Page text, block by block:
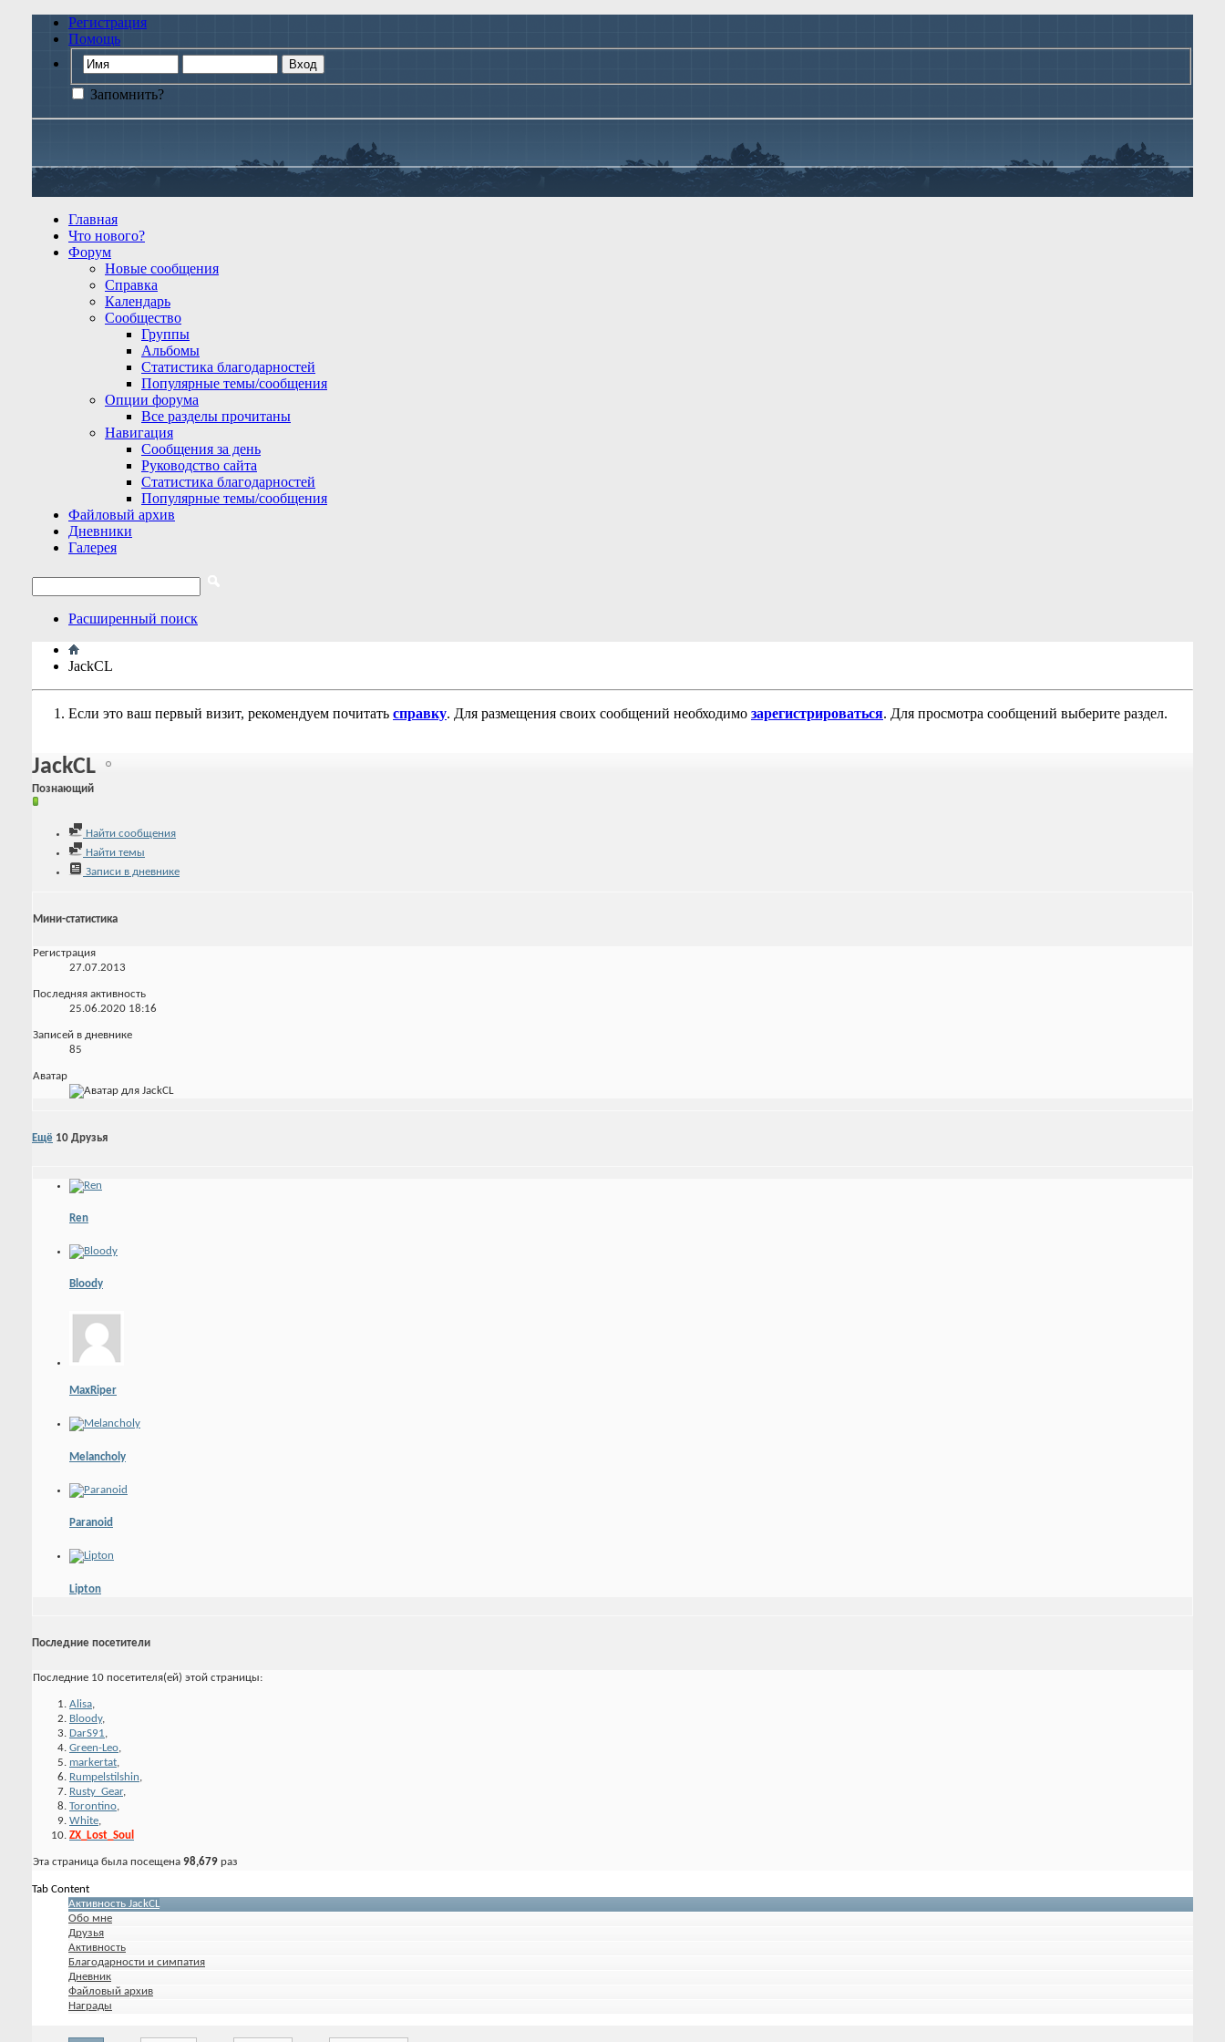
Регистрация
Помощь
Запомнить?
Главная
Что нового?
Форум
Новые сообщения
Справка
Календарь
Сообщество
Группы
Альбомы
Статистика благодарностей
Популярные темы/сообщения
Опции форума
Все разделы прочитаны
Навигация
Сообщения за день
Руководство сайта
Статистика благодарностей
Популярные темы/сообщения
Файловый архив
Дневники
Галерея
Расширенный поиск
JackCL
Если это ваш первый визит, рекомендуем почитать справку. Для размещения своих сообщений необходимо зарегистрироваться. Для просмотра сообщений выберите раздел.
JackCL
Познающий
Найти сообщения
Найти темы
Записи в дневнике
Мини-статистика
Регистрация
27.07.2013
Последняя активность
25.06.2020 18:16
Записей в дневнике
85
Аватар
Ещё 10 Друзья
Ren
Bloody
MaxRiper
Melancholy
Paranoid
Lipton
Последние посетители
Последние 10 посетителя(ей) этой страницы:
Alisa,
Bloody,
DarS91,
Green-Leo,
markertat,
Rumpelstilshin,
Rusty_Gear,
Torontino,
White,
ZX_Lost_Soul
Эта страница была посещена 98,679 раз
Tab Content
Активность JackCL
Обо мне
Друзья
Активность
Благодарности и симпатия
Дневник
Файловый архив
Награды